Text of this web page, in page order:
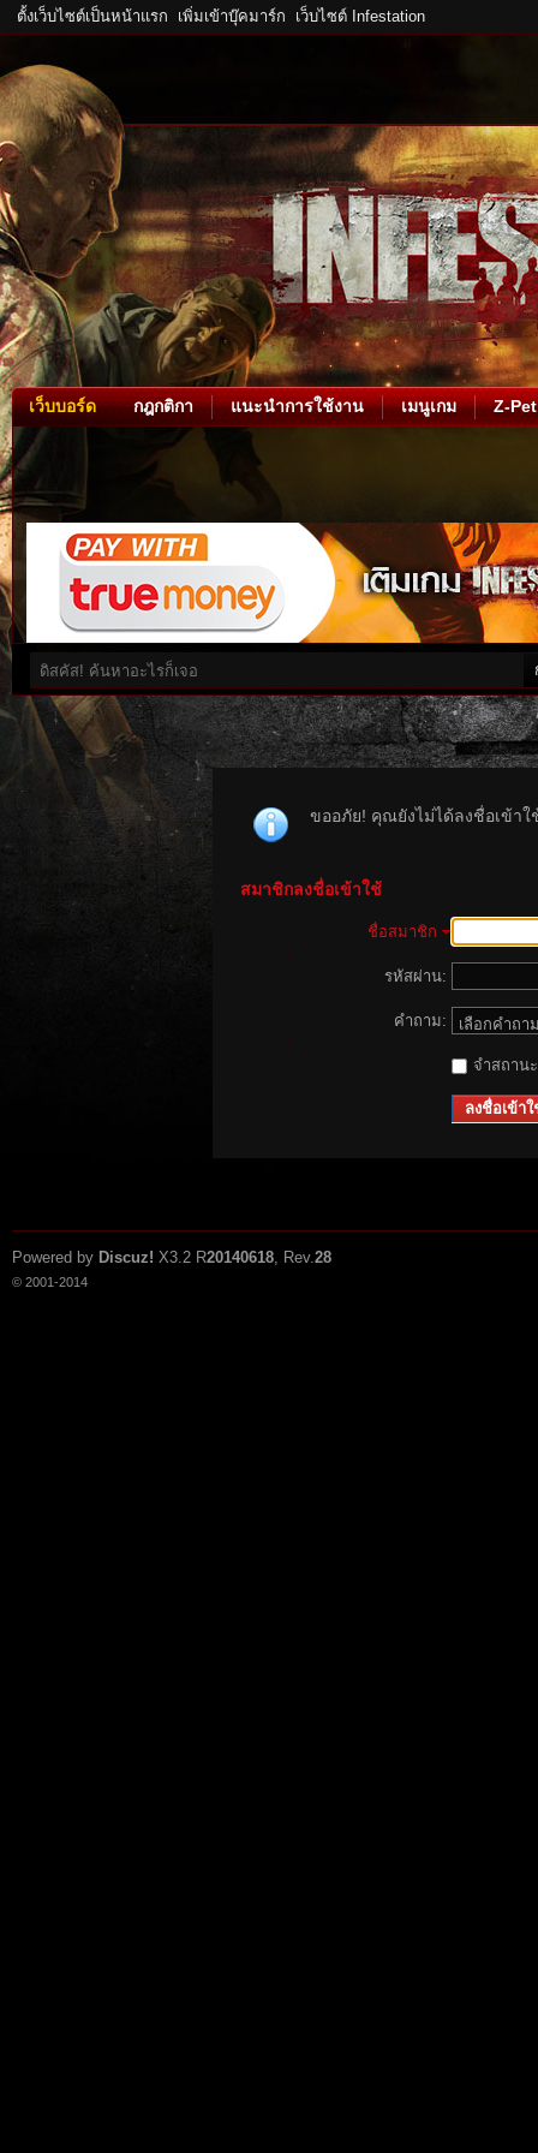
ตั้งเว็บไซต์เป็นหน้าแรก เพิ่มเข้าบุ๊คมาร์ก เว็บไซต์ Infestation
เว็บบอร์ด กฎกติกา แนะนำการใช้งาน เมนูเกม Z-Pet
ขออภัย! คุณยังไม่ได้ลงชื่อเข้า
สมาชิกลงชื่อเข้าใช้
ชื่อสมาชิก
รหัสผ่าน:
คำถาม:
จำสถาน
ลงชื่อเข้าใ
Powered by Discuz! X3.2 R20140618, Rev.28
© 2001-2014